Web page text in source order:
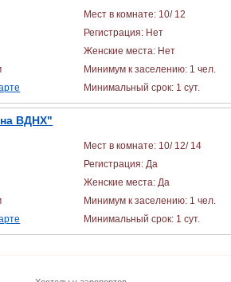
Мест в комнате: 10/ 12
Регистрация: Нет
Женские места: Нет
Минимум к заселению: 1 чел.
Минимальный срок: 1 сут.
ВДНХ"
Мест в комнате: 10/ 12/ 14
Регистрация: Да
Женские места: Да
Минимум к заселению: 1 чел.
Минимальный срок: 1 сут.